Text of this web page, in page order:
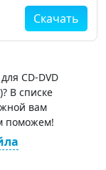
Скачать
CD-DVD
В списке
вам
поможем!